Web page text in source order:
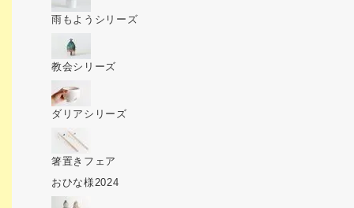
雨もようシリーズ
教会シリーズ
ダリアシリーズ
箸置きフェア
おひな様2024